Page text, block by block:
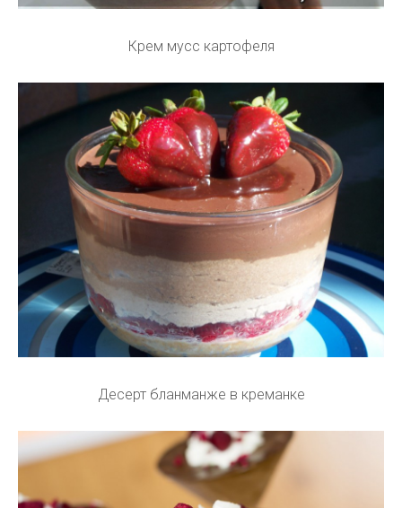
Крем мусс картофеля
Десерт бланманже в креманке